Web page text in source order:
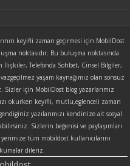
keyifli zaman geçirmesi için MobilDost
noktasıdır. Bu buluşma noktasında
İlişkiler, Telefonda Sohbet, Cinsel Bilgiler,
yaşam kaynağımız olan sonsuz
Sizler için MobilDost blog yazarlarımız
okurken keyifli, mutlu,eglenceli zaman
yazılarımızı kendinize ait sosyal
Sizlerin beğenisi ve paylaşımları
tüm mobildost kullanıcılarını
dileriz.